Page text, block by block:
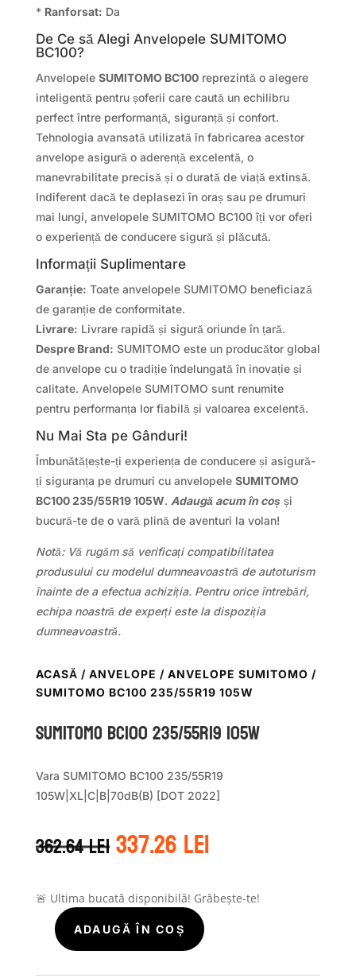
* Ranforsat: Da
De Ce să Alegi Anvelopele SUMITOMO
BC100?
Anvelopele SUMITOMO BC100reprezintă o alegere
inteligentă pentru șoferii care caută un echilibru
perfect între performanță, siguranță și confort.
Tehnologia avansată utilizată în fabricarea acestor
anvelope asigură o aderență excelentă, o
manevrabilitate precisă și o durată de viață extinsă.
Indiferent dacă te deplasezi în oraș sau pe drumuri
mai lungi, anvelopele SUMITOMO BC100 îți vor oferi
o experiență de conducere sigură și plăcută.
Informații Suplimentare
Garanție: Toate anvelopele SUMITOMO beneficiază
de garanție de conformitate.
Livrare: Livrare rapidă și sigură oriunde în țară.
Despre Brand: SUMITOMO este un producător global
de anvelope cu o tradiție îndelungată în inovație și
calitate. Anvelopele SUMITOMO sunt renumite
pentru performanța lor fiabilă și valoarea excelentă.
Nu Mai Sta pe Gânduri!
Îmbunătățește-ți experiența de conducere și asigură-
ți siguranța pe drumuri cu anvelopele SUMITOMO
BC100 235/55R19 105W. Adaugă acum în coș și
bucură-te de o vară plină de aventuri la volan!
Notă: Vă rugăm să verificați compatibilitatea
produsului cu modelul dumneavoastră de autoturism
înainte de a efectua achiziția. Pentru orice întrebări,
echipa noastră de experți este la dispoziția
dumneavoastră.
ACASĂ / ANVELOPE / ANVELOPE SUMITOMO /
SUMITOMO BC100 235/55R19 105W
Sumitomo BC100 235/55R19 105W
Vara SUMITOMO BC100 235/55R19
105W|XL|C|B|70dB(B) [DOT 2022]
362.64leiPrețul
inițial
fost:
362.64 lei.
337.26leiPrețul
curent
337.26 lei.
🚨 Ultima bucată disponibilă! Grăbește-te!
Cantitate
Sumitomo
ADAUGĂ ÎN COȘ